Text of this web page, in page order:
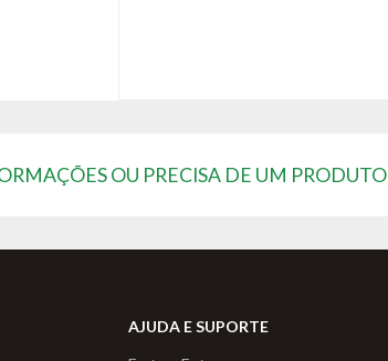
OU PRECISA DE UM
AJUDA E SUPORTE